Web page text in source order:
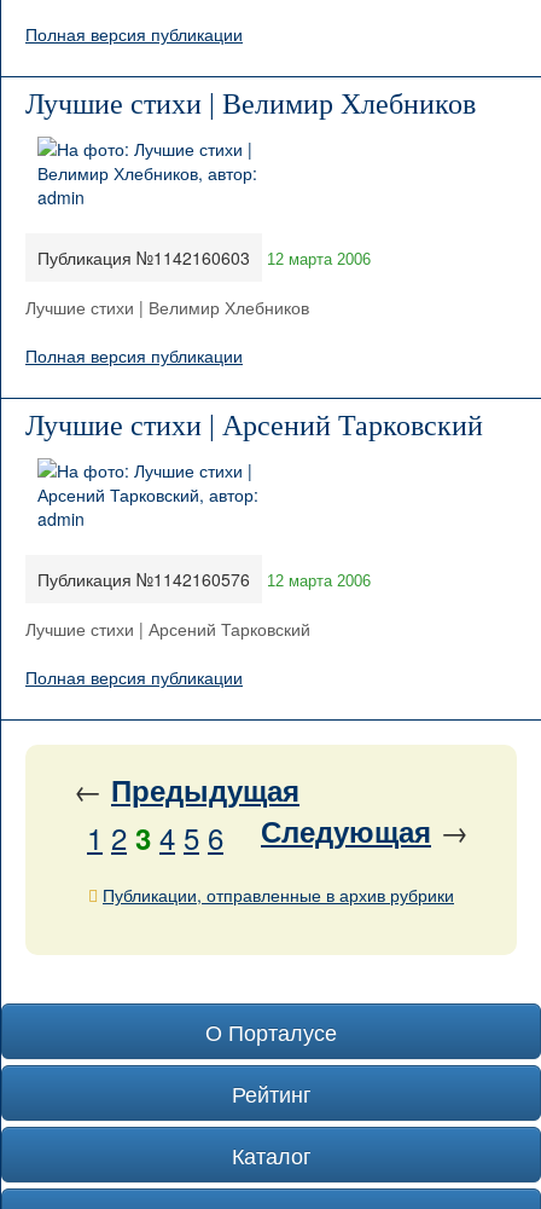
Полная версия публикации
Лучшие стихи | Велимир Хлебников
Публикация №1142160603 12 марта 2006
Лучшие стихи | Велимир Хлебников
Полная версия публикации
Лучшие стихи | Арсений Тарковский
Публикация №1142160576 12 марта 2006
Лучшие стихи | Арсений Тарковский
Полная версия публикации
← Предыдущая
Следующая →
1 2 3 4 5 6
Публикации, отправленные в архив рубрики
О Порталусе
Рейтинг
Каталог